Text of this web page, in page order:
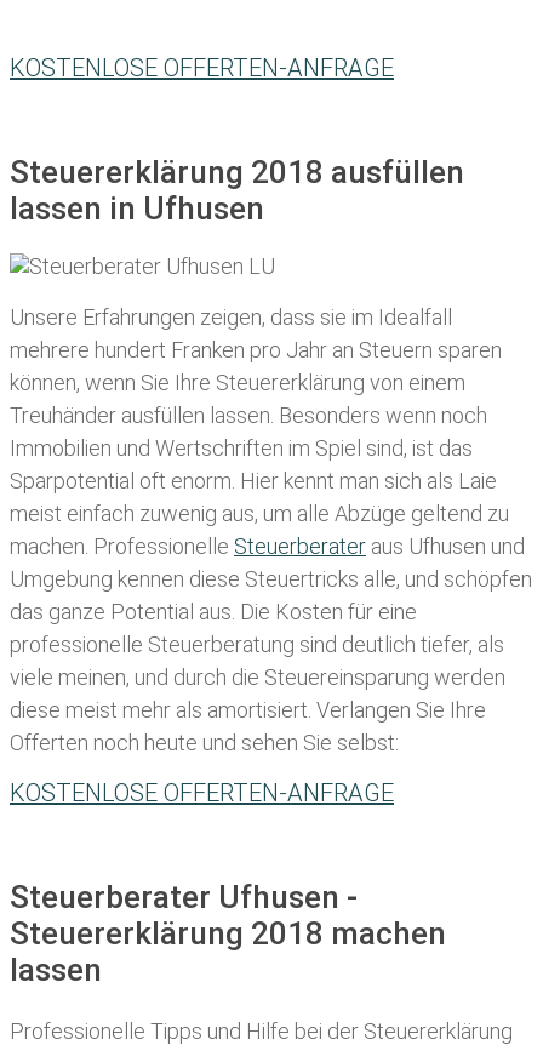
KOSTENLOSE OFFERTEN-ANFRAGE
Steuererklärung 2018 ausfüllen
lassen in Ufhusen
Unsere Erfahrungen zeigen, dass sie im Idealfall
mehrere hundert Franken pro Jahr an Steuern sparen
können, wenn Sie Ihre Steuererklärung von einem
Treuhänder ausfüllen lassen . Besonders wenn noch
Immobilien und Wertschriften im Spiel sind, ist das
Sparpotential oft enorm. Hier kennt man sich als Laie
meist einfach zuwenig aus, um alle Abzüge geltend zu
machen. Professionelle Steuerberater aus Ufhusen und
Umgebung kennen diese Steuertricks alle, und schöpfen
das ganze Potential aus. Die Kosten für eine
professionelle Steuerberatung sind deutlich tiefer, als
viele meinen, und durch die Steuereinsparung werden
diese meist mehr als amortisiert. Verlangen Sie Ihre
Offerten noch heute und sehen Sie selbst:
KOSTENLOSE OFFERTEN-ANFRAGE
Steuerberater Ufhusen -
Steuererklärung 2018 machen
lassen
Professionelle Tipps und Hilfe bei der Steuererklärung